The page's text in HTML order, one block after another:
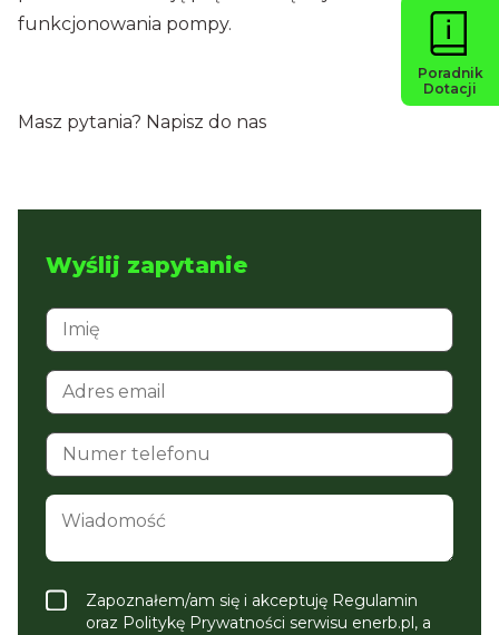
funkcjonowania pompy.
Masz pytania? Napisz do nas
Wyślij zapytanie
Zapoznałem/am się i akceptuję Regulamin
oraz Politykę Prywatności serwisu enerb.pl, a
Poradnik
Dotacji